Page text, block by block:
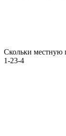
Скольки местную
1-23-4